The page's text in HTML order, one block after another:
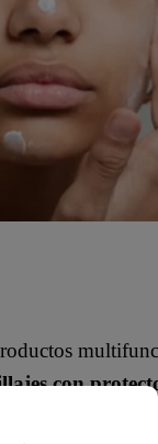
con